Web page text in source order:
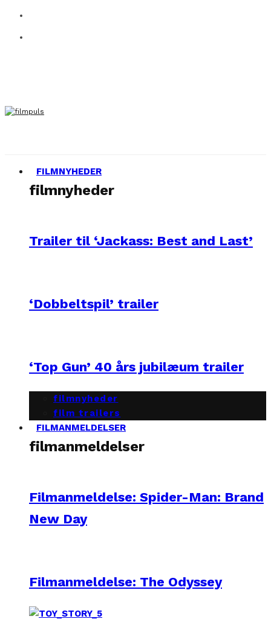
FILMNYHEDER
filmnyheder
Trailer til ‘Jackass: Best and Last’
‘Dobbeltspil’ trailer
‘Top Gun’ 40 års jubilæum trailer
filmnyheder
film trailers
FILMANMELDELSER
filmanmeldelser
Filmanmeldelse: Spider-Man: Brand
New Day
Filmanmeldelse: The Odyssey